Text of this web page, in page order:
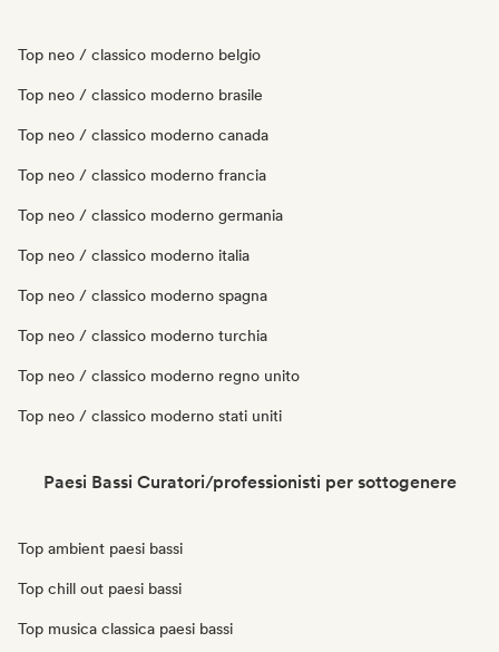
Top neo / classico moderno belgio
Top neo / classico moderno brasile
Top neo / classico moderno canada
Top neo / classico moderno francia
Top neo / classico moderno germania
Top neo / classico moderno italia
Top neo / classico moderno spagna
Top neo / classico moderno turchia
Top neo / classico moderno regno unito
Top neo / classico moderno stati uniti
Paesi Bassi Curatori/professionisti per sottogenere
Top ambient paesi bassi
Top chill out paesi bassi
Top musica classica paesi bassi